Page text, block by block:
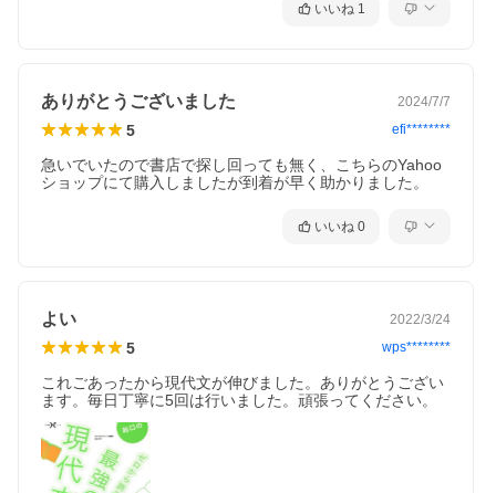
いいね 1
ありがとうございました 2024/7/7
5 efi********
急いでいたので書店で探し回っても無く、こちらのYahoo
ショップにて購入しましたが到着が早く助かりました。
いいね 0
よい 2022/3/24
5 wps********
これごあったから現代文が伸びました。ありがとうござい
ます。毎日丁寧に5回は行いました。頑張ってください。